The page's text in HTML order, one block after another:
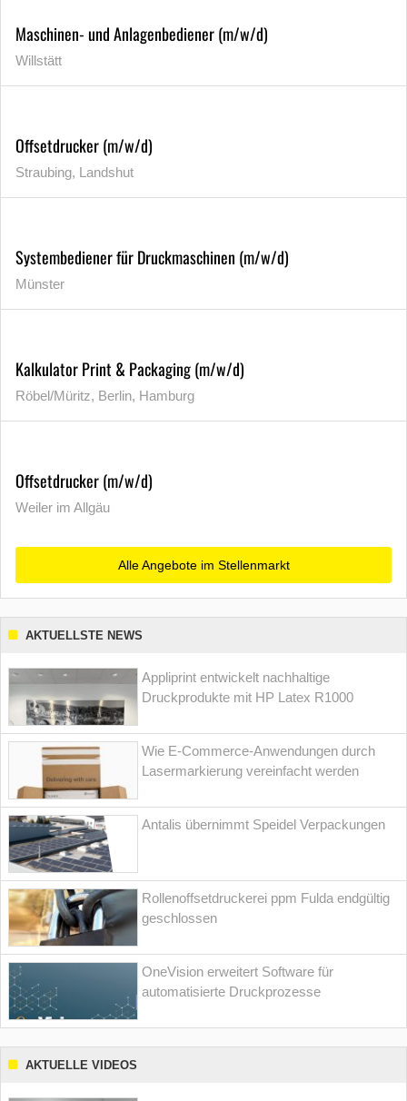
Maschinen- und Anlagenbediener (m/w/d)
Willstätt
Offsetdrucker (m/w/d)
Straubing, Landshut
Systembediener für Druckmaschinen (m/w/d)
Münster
Kalkulator Print & Packaging (m/w/d)
Röbel/Müritz, Berlin, Hamburg
Offsetdrucker (m/w/d)
Weiler im Allgäu
Alle Angebote im Stellenmarkt
AKTUELLSTE NEWS
Appliprint entwickelt nachhaltige
Druckprodukte mit HP Latex R1000
Wie E-Commerce-Anwendungen durch
Lasermarkierung vereinfacht werden
Antalis übernimmt Speidel Verpackungen
Rollenoffsetdruckerei ppm Fulda endgültig
geschlossen
OneVision erweitert Software für
automatisierte Druckprozesse
AKTUELLE VIDEOS